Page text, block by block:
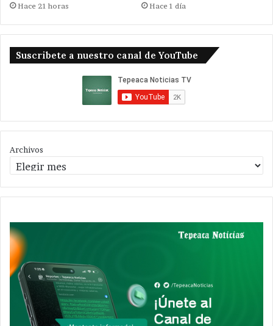
Hace 21 horas Hace 1 día
Suscribete a nuestro canal de YouTube
Archivos